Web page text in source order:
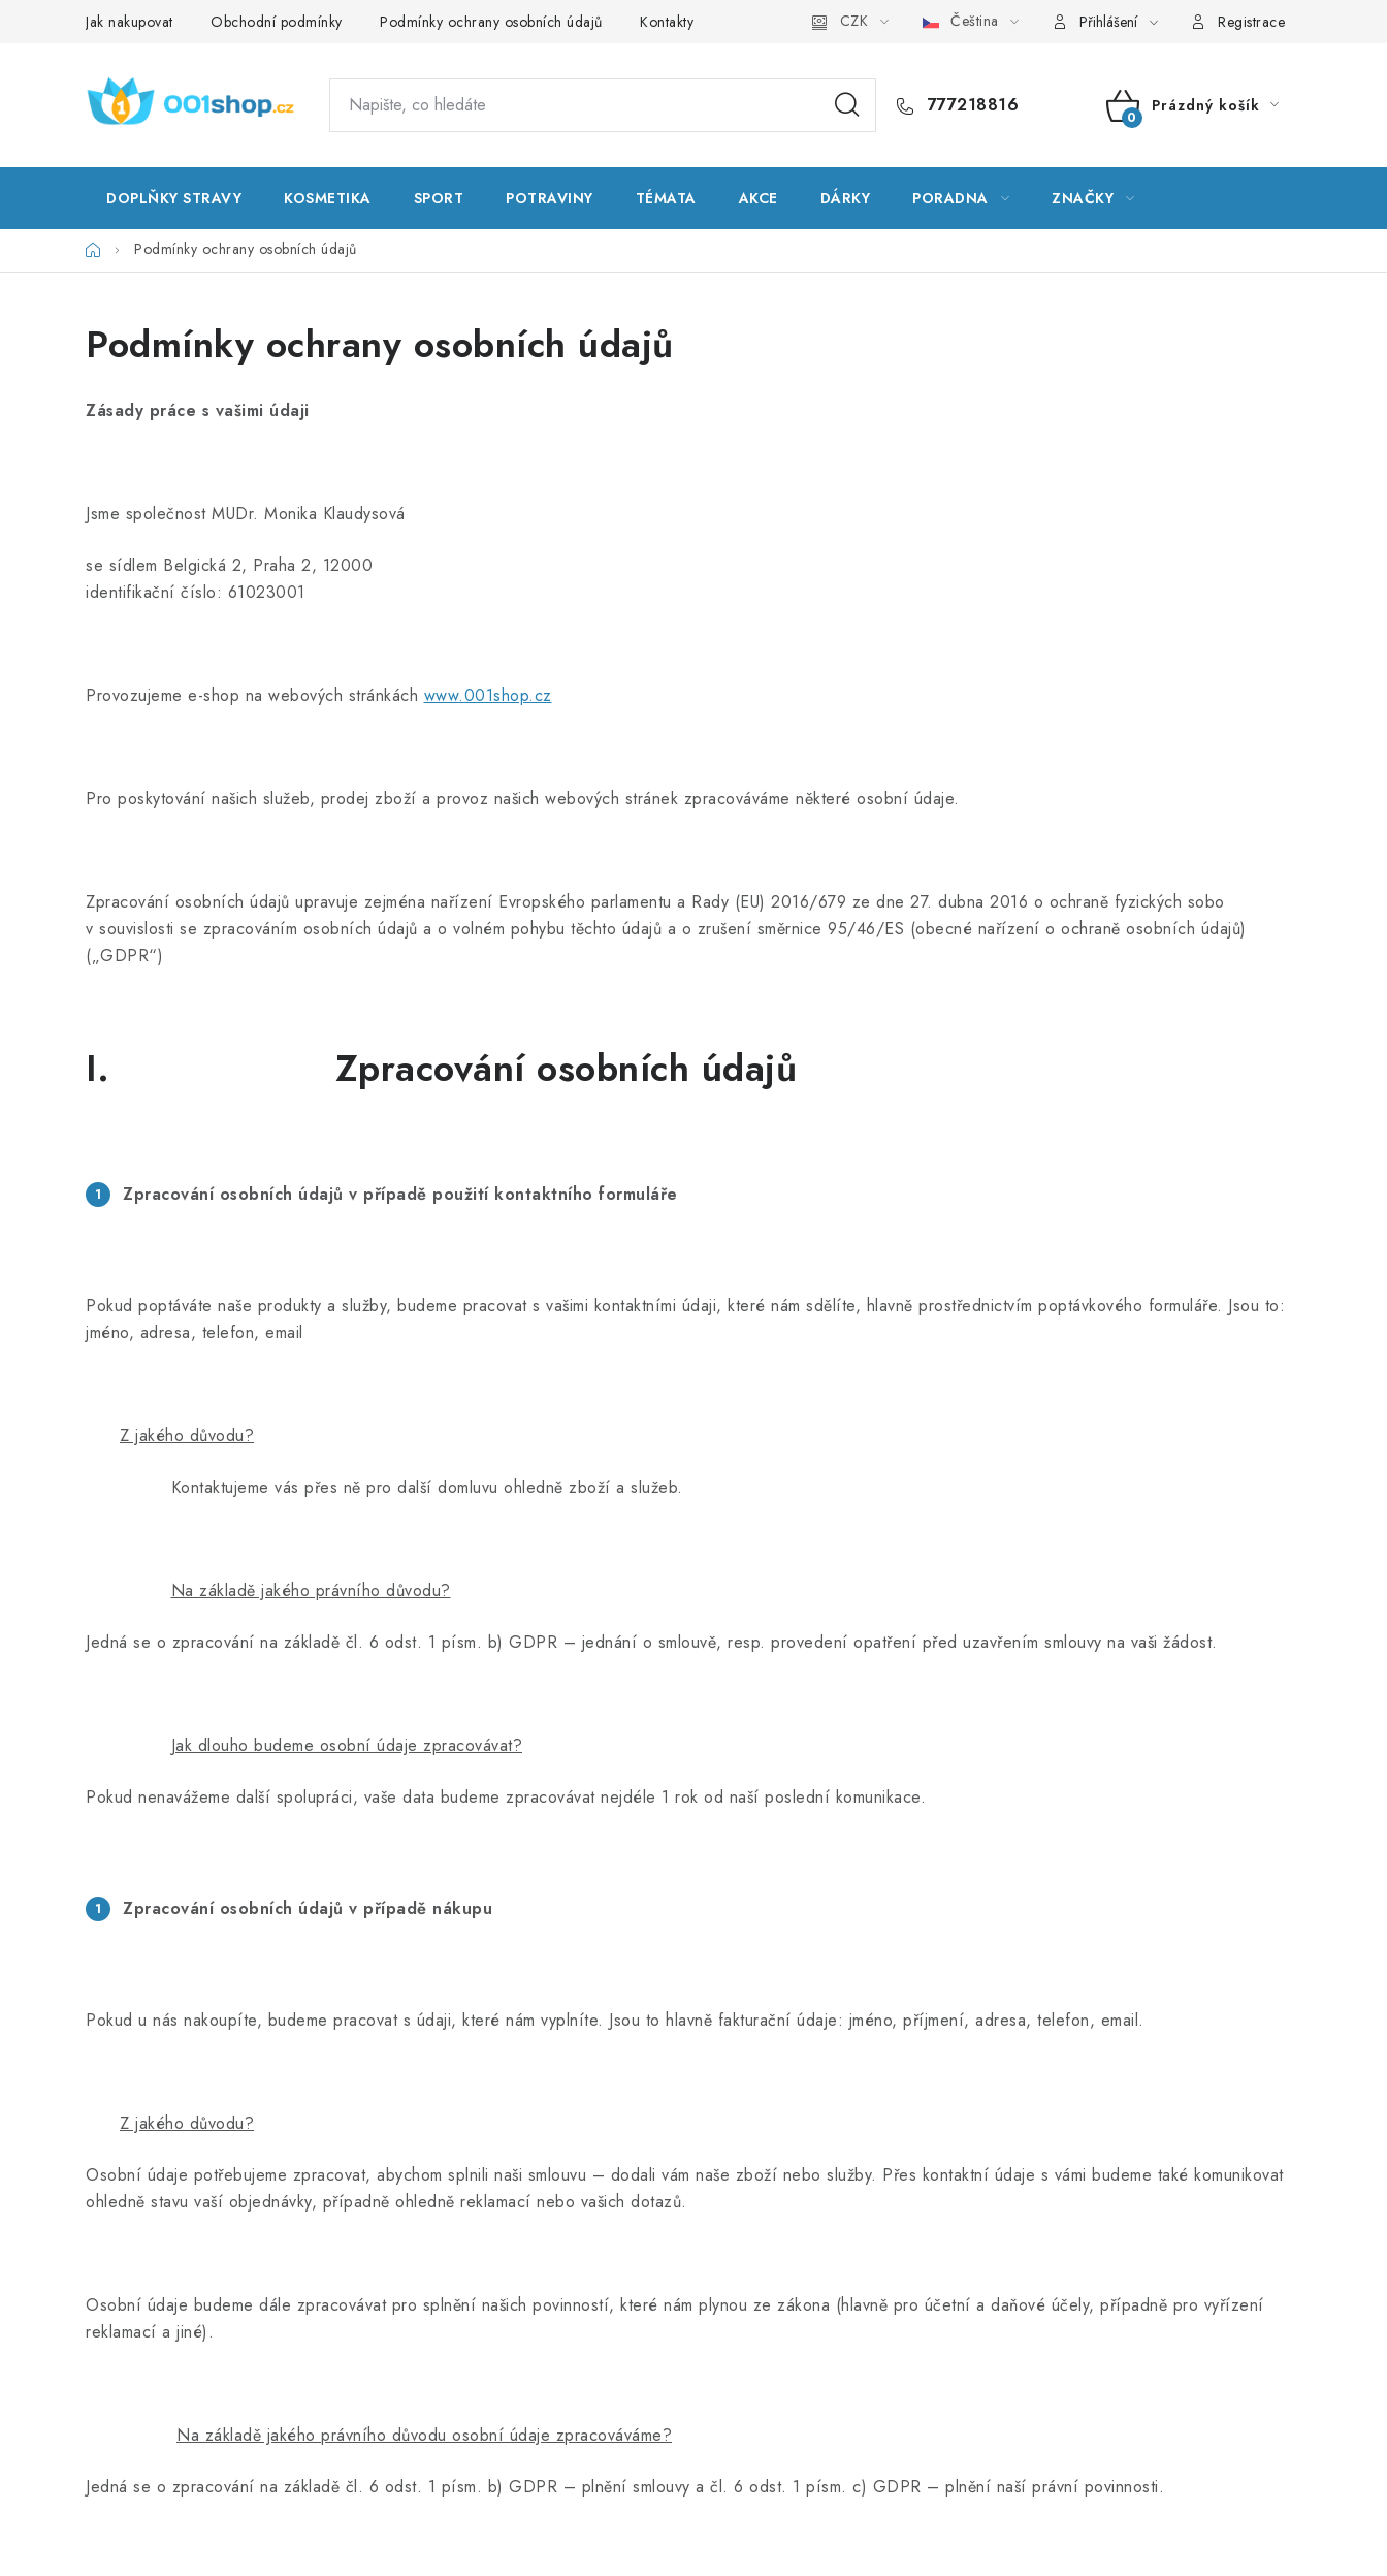
Jak nakupovat Obchodní podmínky Podmínky ochrany osobních údajů Kontakty Natural Health Store Slovník pojmů Mapa serveru Moje objednávka
CZK Čeština Přihlášení Registrace
777218816
NÁKUPNÍ
Prázdný košík
DOPLŇKY STRAVY KOSMETIKA SPORT POTRAVINY TÉMATA AKCE DÁRKY PORADNA ZNAČKY
DomůPodmínky ochrany osobních údajů
Podmínky ochrany osobních údajů
Zásady práce s vašimi údaji
Jsme společnost MUDr. Monika Klaudysová
se sídlem Belgická 2, Praha 2, 12000
identifikační číslo: 61023001
Provozujeme e-shop na webových stránkách www.001shop.cz
Pro poskytování našich služeb, prodej zboží a provoz našich webových stránek zpracováváme některé osobní údaje.
Zpracování osobních údajů upravuje zejména nařízení Evropského parlamentu a Rady (EU) 2016/679 ze dne 27. dubna 2016 o ochraně fyzických sobo
v souvislosti se zpracováním osobních údajů a o volném pohybu těchto údajů a o zrušení směrnice 95/46/ES (obecné nařízení o ochraně osobních údajů)
(„GDPR“)
I. Zpracování osobních údajů
Zpracování osobních údajů v případě použití kontaktního formuláře
Pokud poptáváte naše produkty a služby, budeme pracovat s vašimi kontaktními údaji, které nám sdělíte, hlavně prostřednictvím poptávkového formuláře. Jsou to:
jméno, adresa, telefon, email
Z jakého důvodu?
Kontaktujeme vás přes ně pro další domluvu ohledně zboží a služeb.
Na základě jakého právního důvodu?
Jedná se o zpracování na základě čl. 6 odst. 1 písm. b) GDPR – jednání o smlouvě, resp. provedení opatření před uzavřením smlouvy na vaši žádost.
Jak dlouho budeme osobní údaje zpracovávat?
Pokud nenavážeme další spolupráci, vaše data budeme zpracovávat nejdéle 1 rok od naší poslední komunikace.
Zpracování osobních údajů v případě nákupu
Pokud u nás nakoupíte, budeme pracovat s údaji, které nám vyplníte. Jsou to hlavně fakturační údaje: jméno, příjmení, adresa, telefon, email.
Z jakého důvodu?
Osobní údaje potřebujeme zpracovat, abychom splnili naši smlouvu – dodali vám naše zboží nebo služby. Přes kontaktní údaje s vámi budeme také komunikovat
ohledně stavu vaší objednávky, případně ohledně reklamací nebo vašich dotazů.
Osobní údaje budeme dále zpracovávat pro splnění našich povinností, které nám plynou ze zákona (hlavně pro účetní a daňové účely, případně pro vyřízení
reklamací a jiné).
Na základě jakého právního důvodu osobní údaje zpracováváme?
Jedná se o zpracování na základě čl. 6 odst. 1 písm. b) GDPR – plnění smlouvy a čl. 6 odst. 1 písm. c) GDPR – plnění naší právní povinnosti.